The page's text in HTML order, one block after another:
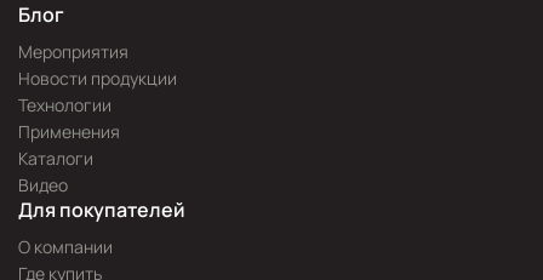
Блог
Мероприятия
Новости продукции
Технологии
Применения
Каталоги
Видео
Для покупателей
О компании
Где купить